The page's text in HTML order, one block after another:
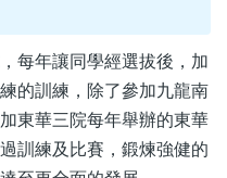
每年讓同學經選拔後，加
的訓練，除了參加九龍南
東華三院每年舉辦的東華
訓練及比賽，鍛煉強健的